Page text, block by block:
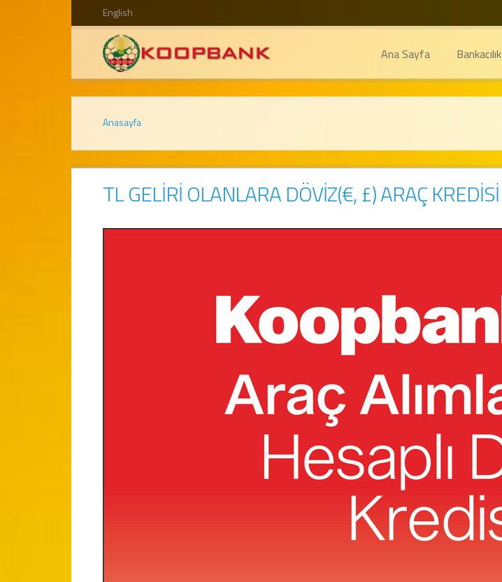
English
Ana Sayfa Bankacılık
Anasayfa
TL GELİRİ OLANLARA DÖVİZ(€, £) ARAÇ KREDİSİ